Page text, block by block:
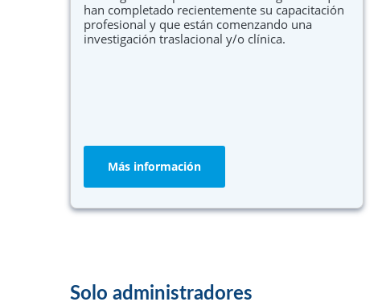
han completado recientemente su capacitación
profesional y que están comenzando una
investigación traslacional y/o clínica.
Más información
Solo administradores